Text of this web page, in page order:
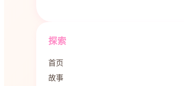
探索
首页
故事